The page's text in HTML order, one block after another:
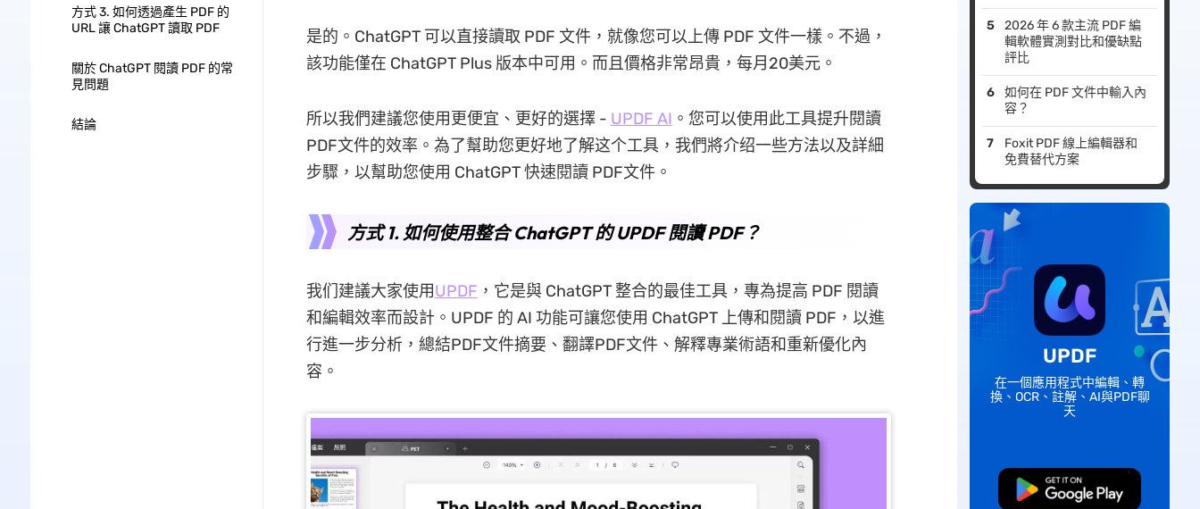
方式 3. 如何透過產生 PDF 的
URL 讓 ChatGPT 讀取 PDF
關於 ChatGPT 閱讀 PDF 的常
見問題
結論
是的。ChatGPT 可以直接讀取 PDF 文件，就像您可以上傳 PDF 文件一樣。不過，
該功能僅在 ChatGPT Plus 版本中可用。而且價格非常昂貴，每月20美元。
所以我們建議您使用更便宜、更好的選擇 - UPDF AI 。您可以使用此工具提升閱讀
PDF文件的效率。為了幫助您更好地了解这个工具，我們將介绍一些方法以及詳細
步驟，以幫助您使用 ChatGPT 快速閱讀 PDF文件。
方式 1. 如何使用整合 ChatGPT 的 UPDF 閱讀 PDF？
我们建議大家使用UPDF ，它是與 ChatGPT 整合的最佳工具，專為提高 PDF 閱讀
和編輯效率而設計。UPDF 的 AI 功能可讓您使用 ChatGPT 上傳和閱讀 PDF，以進
行進一步分析，總結PDF文件摘要、翻譯PDF文件、解釋專業術語和重新優化內
容。
2026 年 6 款主流 PDF 編
輯軟體實測對比和優缺點
評比
如何在 PDF 文件中輸入內
容？
Foxit PDF 線上編輯器和
免費替代方案
UPDF
在一個應用程式中編輯、轉
換、OCR、註解、AI與PDF聊
天
免費下載